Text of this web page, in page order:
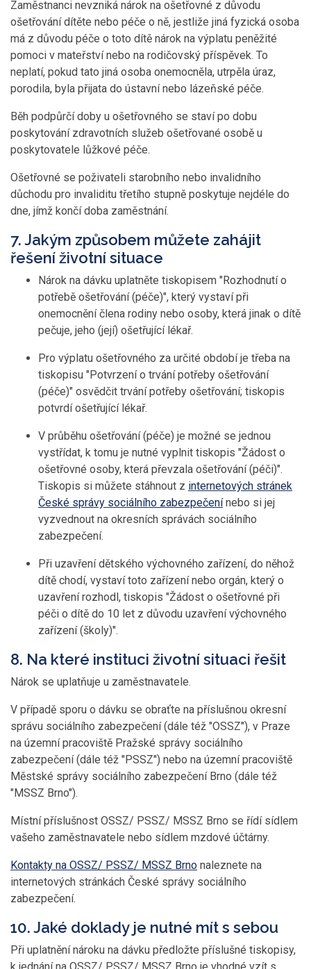
Zaměstnanci nevzniká nárok na ošetřovné z důvodu
ošetřování dítěte nebo péče o ně, jestliže jiná fyzická osoba
má z důvodu péče o toto dítě nárok na výplatu peněžité
pomoci v mateřství nebo na rodičovský příspěvek. To
neplatí, pokud tato jiná osoba onemocněla, utrpěla úraz,
porodila, byla přijata do ústavní nebo lázeňské péče.
Běh podpůrčí doby u ošetřovného se staví po dobu
poskytování zdravotních služeb ošetřované osobě u
poskytovatele lůžkové péče.
Ošetřovné se poživateli starobního nebo invalidního
důchodu pro invaliditu třetího stupně poskytuje nejdéle do
dne, jímž končí doba zaměstnání.
7. Jakým způsobem můžete zahájit
řešení životní situace
Nárok na dávku uplatněte tiskopisem "Rozhodnutí o
potřebě ošetřování (péče)", který vystaví při
onemocnění člena rodiny nebo osoby, která jinak o dítě
pečuje, jeho (její) ošetřující lékař.
Pro výplatu ošetřovného za určité období je třeba na
tiskopisu "Potvrzení o trvání potřeby ošetřování
(péče)" osvědčit trvání potřeby ošetřování; tiskopis
potvrdí ošetřující lékař.
V průběhu ošetřování (péče) je možné se jednou
vystřídat, k tomu je nutné vyplnit tiskopis "Žádost o
ošetřovné osoby, která převzala ošetřování (péči)".
Tiskopis si můžete stáhnout z internetových stránek
České správy sociálního zabezpečenínebo si jej
vyzvednout na okresních správách sociálního
zabezpečení.
Při uzavření dětského výchovného zařízení, do něhož
dítě chodí, vystaví toto zařízení nebo orgán, který o
uzavření rozhodl, tiskopis "Žádost o ošetřovné při
péči o dítě do 10 let z důvodu uzavření výchovného
zařízení (školy)".
8. Na které instituci životní situaci řešit
Nárok se uplatňuje u zaměstnavatele.
V případě sporu o dávku se obraťte na příslušnou okresní
správu sociálního zabezpečení (dále též "OSSZ"), v Praze
na územní pracoviště Pražské správy sociálního
zabezpečení (dále též "PSSZ") nebo na územní pracoviště
Městské správy sociálního zabezpečení Brno (dále též
"MSSZ Brno").
Místní příslušnost OSSZ/ PSSZ/ MSSZ Brno se řídí sídlem
vašeho zaměstnavatele nebo sídlem mzdové účtárny.
Kontakty na OSSZ/ PSSZ/ MSSZ Brno naleznete na
internetových stránkách České správy sociálního
zabezpečení.
10. Jaké doklady je nutné mít s sebou
Při uplatnění nároku na dávku předložte příslušné tiskopisy,